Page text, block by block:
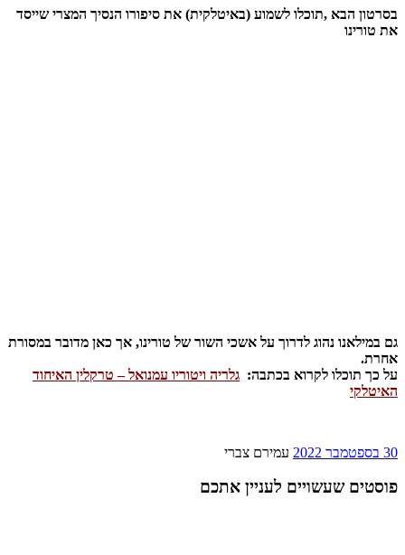
בסרטון הבא ,תוכלו לשמוע (באיטלקית) את סיפורו הנסיך המצרי שייסד
את טורינו
גם במילאנו נהוג לדרוך על אשכי השור של טורינו, אך כאן מדובר במסורת
אחרת.
על כך תוכלו לקרוא בכתבה: גלריה ויטוריו עמנואל – טרקלין האיחוד
האיטלקי
30 בספטמבר 2022 עמירם צברי
פוסטים שעשויים לעניין אתכם